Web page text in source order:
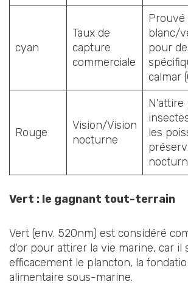
cyan
Taux de
capture
commerciale
Prouvé
blanc/
pour
calmar
Rouge
Vision/Vision
nocturne
N'attire
les
Vert : le gagnant tout-terrain
Vert (env. 520nm) est considéré
d'or pour attirer la vie marine, car il
efficacement le plancton, la
alimentaire sous-marine.